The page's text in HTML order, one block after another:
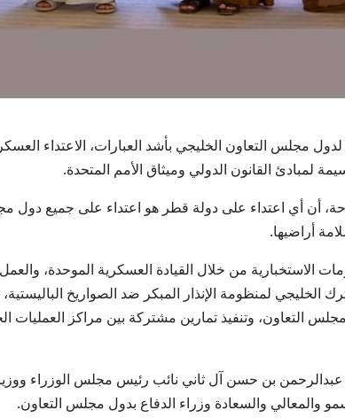
لدول مجلس التعاون الخليجي بأشد العبارات، الاعتداء
لمبادئ القانون الدولي وميثاق الأمم المتحدة.
أن أي اعتداء على دولة قطر هو اعتداء على جميع دول
أراضيها.
الاستخبارية من خلال القيادة العسكرية الموحدة،
لمنظومة الإنذار المبكر ضد الصواريخ
التعاون، وتنفيذ تمارين مشتركة بين مراكز العمليات
عبدالرحمن بن حسن آل ثاني نائب رئيس مجلس الوزراء
والمعالي والسعادة وزراء الدفاع بدول مجلس التعاون.